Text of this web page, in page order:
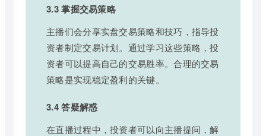
3.3 掌握交易策略
主播们会分享实盘交易策略和技巧，指导投
资者制定交易计划。通过学习这些策略，投
资者可以提高自己的交易胜率。合理的交易
策略是实现稳定盈利的关键。
3.4 答疑解惑
在直播过程中，投资者可以向主播提问，解